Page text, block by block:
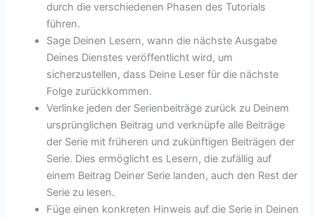
durch die verschiedenen Phasen des Tutorials
führen.
Sage Deinen Lesern, wann die nächste Ausgabe
Deines Dienstes veröffentlicht wird, um
sicherzustellen, dass Deine Leser für die nächste
Folge zurückkommen.
Verlinke jeden der Serienbeiträge zurück zu Deinem
ursprünglichen Beitrag und verknüpfe alle Beiträge
der Serie mit früheren und zukünftigen Beiträgen der
Serie. Dies ermöglicht es Lesern, die zufällig auf
einem Beitrag Deiner Serie landen, auch den Rest der
Serie zu lesen.
Füge einen konkreten Hinweis auf die Serie in Deinen